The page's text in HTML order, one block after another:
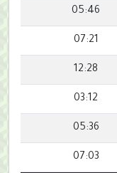
05:46
07:21
12:28
03:12
05:36
07:03